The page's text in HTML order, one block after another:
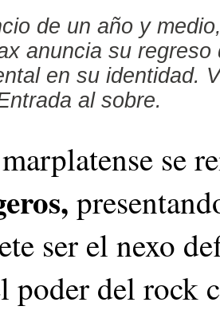
de un año y
anuncia su
en su identidad.
al sobre.
se
ser el nexo
poder del rock